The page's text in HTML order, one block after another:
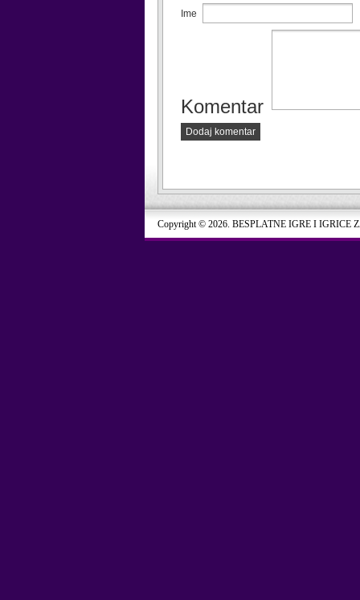
Ime
Komentar
Dodaj komentar
Copyright © 2026. BESPLATNE IGRE I IGRICE